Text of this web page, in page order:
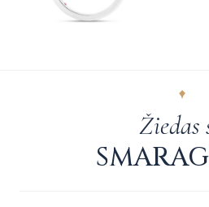
Žiedas